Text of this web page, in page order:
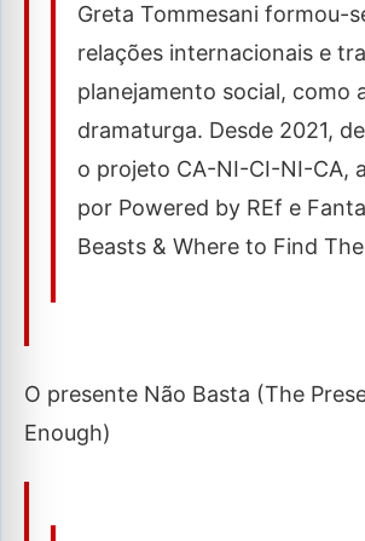
Greta Tommesani formou-
relações internacionais e
planejamento social, como
dramaturga. Desde 2021,
o projeto CA-NI-CI-NI-CA,
por Powered by REf e
Beasts & Where to Find
O presente Não Basta (The
Enough)